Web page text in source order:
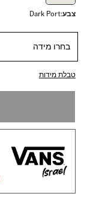
צבע:
Dark Port
בחרו מידה
טבלת מידות